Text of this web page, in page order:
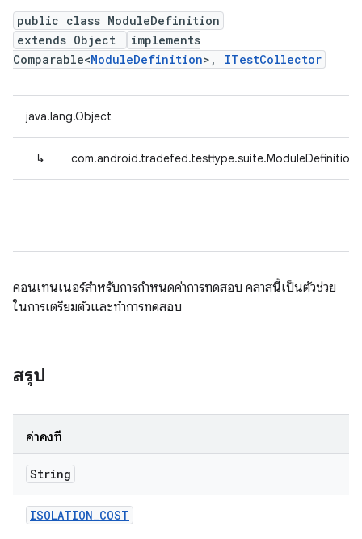
public class ModuleDefinition
extends Object
implements
Comparable<ModuleDefinition>, ITestCollector
java.lang.Object
↳ com.android.tradefed.testtype.suite.ModuleDefinition
คอนเทนเนอร์สำหรับการกำหนดค่าการทดสอบ คลาสนี้เป็นตัวช่วย
ในการเตรียมตัวและทำการทดสอบ
สรุป
ค่าคงที่
String
ISOLATION_COST